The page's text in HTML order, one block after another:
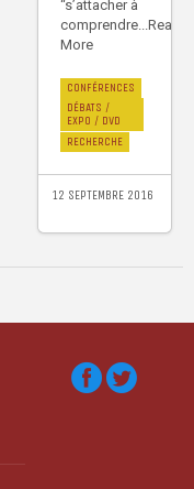
“s’attacher à
comprendre...Read
More
CONFÉRENCES
DÉBATS /
EXPO / DVD
RECHERCHE
12 SEPTEMBRE 2016